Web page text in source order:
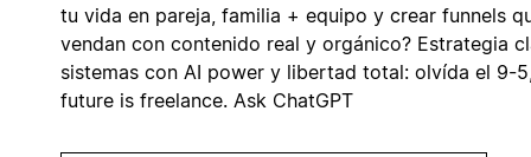
tu vida en pareja, familia + equipo y crear funnels
vendan con contenido real y orgánico? Estrategia
sistemas con AI power y libertad total: olvída el 9-
future is freelance. Ask ChatGPT